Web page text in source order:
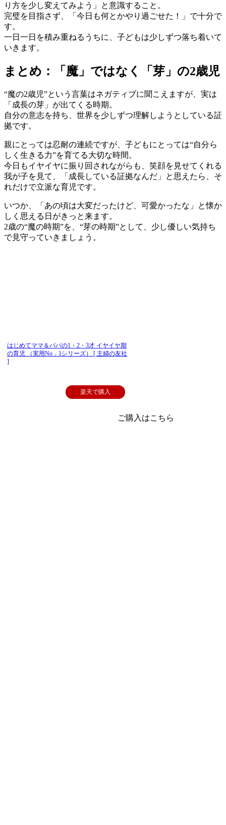
り方を少し変えてみよう」と意識すること。
完璧を目指さず、「今日も何とかやり過ごせた！」で十分で
す。
一日一日を積み重ねるうちに、子どもは少しずつ落ち着いて
いきます。
まとめ：「魔」ではなく「芽」の2歳児
“魔の2歳児”という言葉はネガティブに聞こえますが、実は
「成長の芽」が出てくる時期。
自分の意志を持ち、世界を少しずつ理解しようとしている証
拠です。
親にとっては忍耐の連続ですが、子どもにとっては“自分ら
しく生きる力”を育てる大切な時間。
今日もイヤイヤに振り回されながらも、笑顔を見せてくれる
我が子を見て、「成長している証拠なんだ」と思えたら、そ
れだけで立派な育児です。
いつか、「あの頃は大変だったけど、可愛かったな」と懐か
しく思える日がきっと来ます。
2歳の“魔の時期”を、“芽の時期”として、少し優しい気持ち
で見守っていきましょう。
はじめてママ＆パパの1・2・3才 イヤイヤ期
の育児 （実用No．1シリーズ） [ 主婦の友社
]
楽天で購入
ご購入はこちら